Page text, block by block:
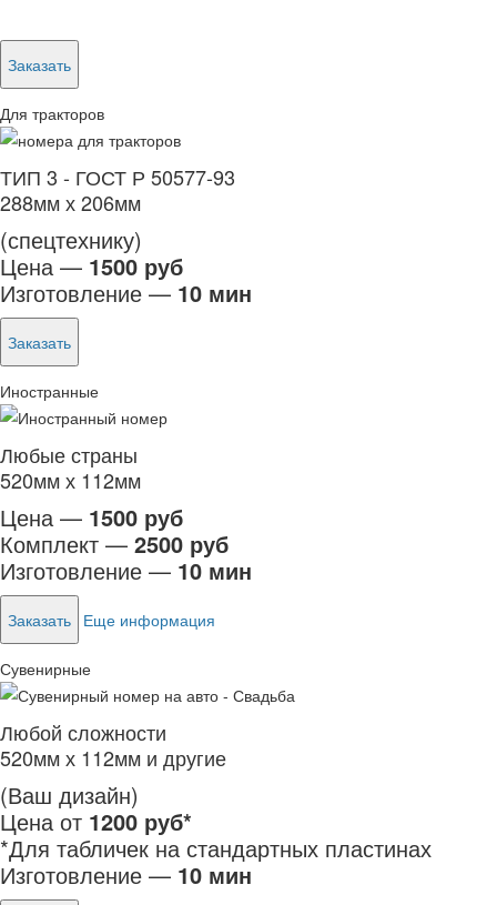
Заказать
Для тракторов
ТИП 3 - ГОСТ Р 50577-93
288мм х 206мм
(спецтехнику)
Цена — 1500 руб
Изготовление — 10 мин
Заказать
Иностранные
Любые страны
520мм х 112мм
Цена — 1500 руб
Комплект — 2500 руб
Изготовление — 10 мин
Заказать Еще информация
Сувенирные
Любой сложности
520мм х 112мм и другие
(Ваш дизайн)
Цена от 1200 руб*
*Для табличек на стандартных пластинах
Изготовление — 10 мин